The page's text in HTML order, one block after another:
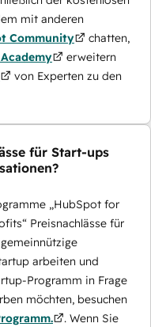
mit anderen
Community
chatten,
erweitern
von Experten zu den
für Start-ups
„HubSpot for
Preisnachlässe für
arbeiten und
Programm in Frage
möchten, besuchen
. Wenn Sie